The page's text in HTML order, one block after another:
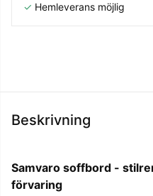
✓ Hemleverans möjlig
Beskrivning
Samvaro soffbord -
förvaring